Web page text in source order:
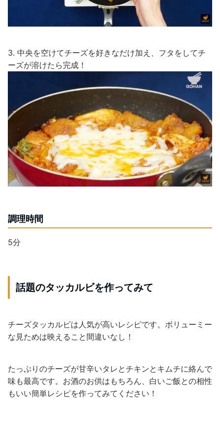
3. 中央を空けてチーズを好きなだけ加え、フタをしてチ
ーズが溶けたら完成！
調理時間
5分
話題のタッカルビを作ってみて
チーズタッカルビは人気が高いレシピです。ボリューミー
な見ためは映えること間違いなし！
たっぷりのチーズが甘辛いタレとチキンとキムチに絡んで
味も最高です。お酒のお供はもちろん、白いご飯との相性
もいい簡単レシピを作ってみてください！